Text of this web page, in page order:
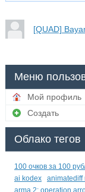
[QUAD]
Меню
Мой профиль
Создать
Облако тегов
100 очков за 100
ai kodex
animatediff
arma 2: operation